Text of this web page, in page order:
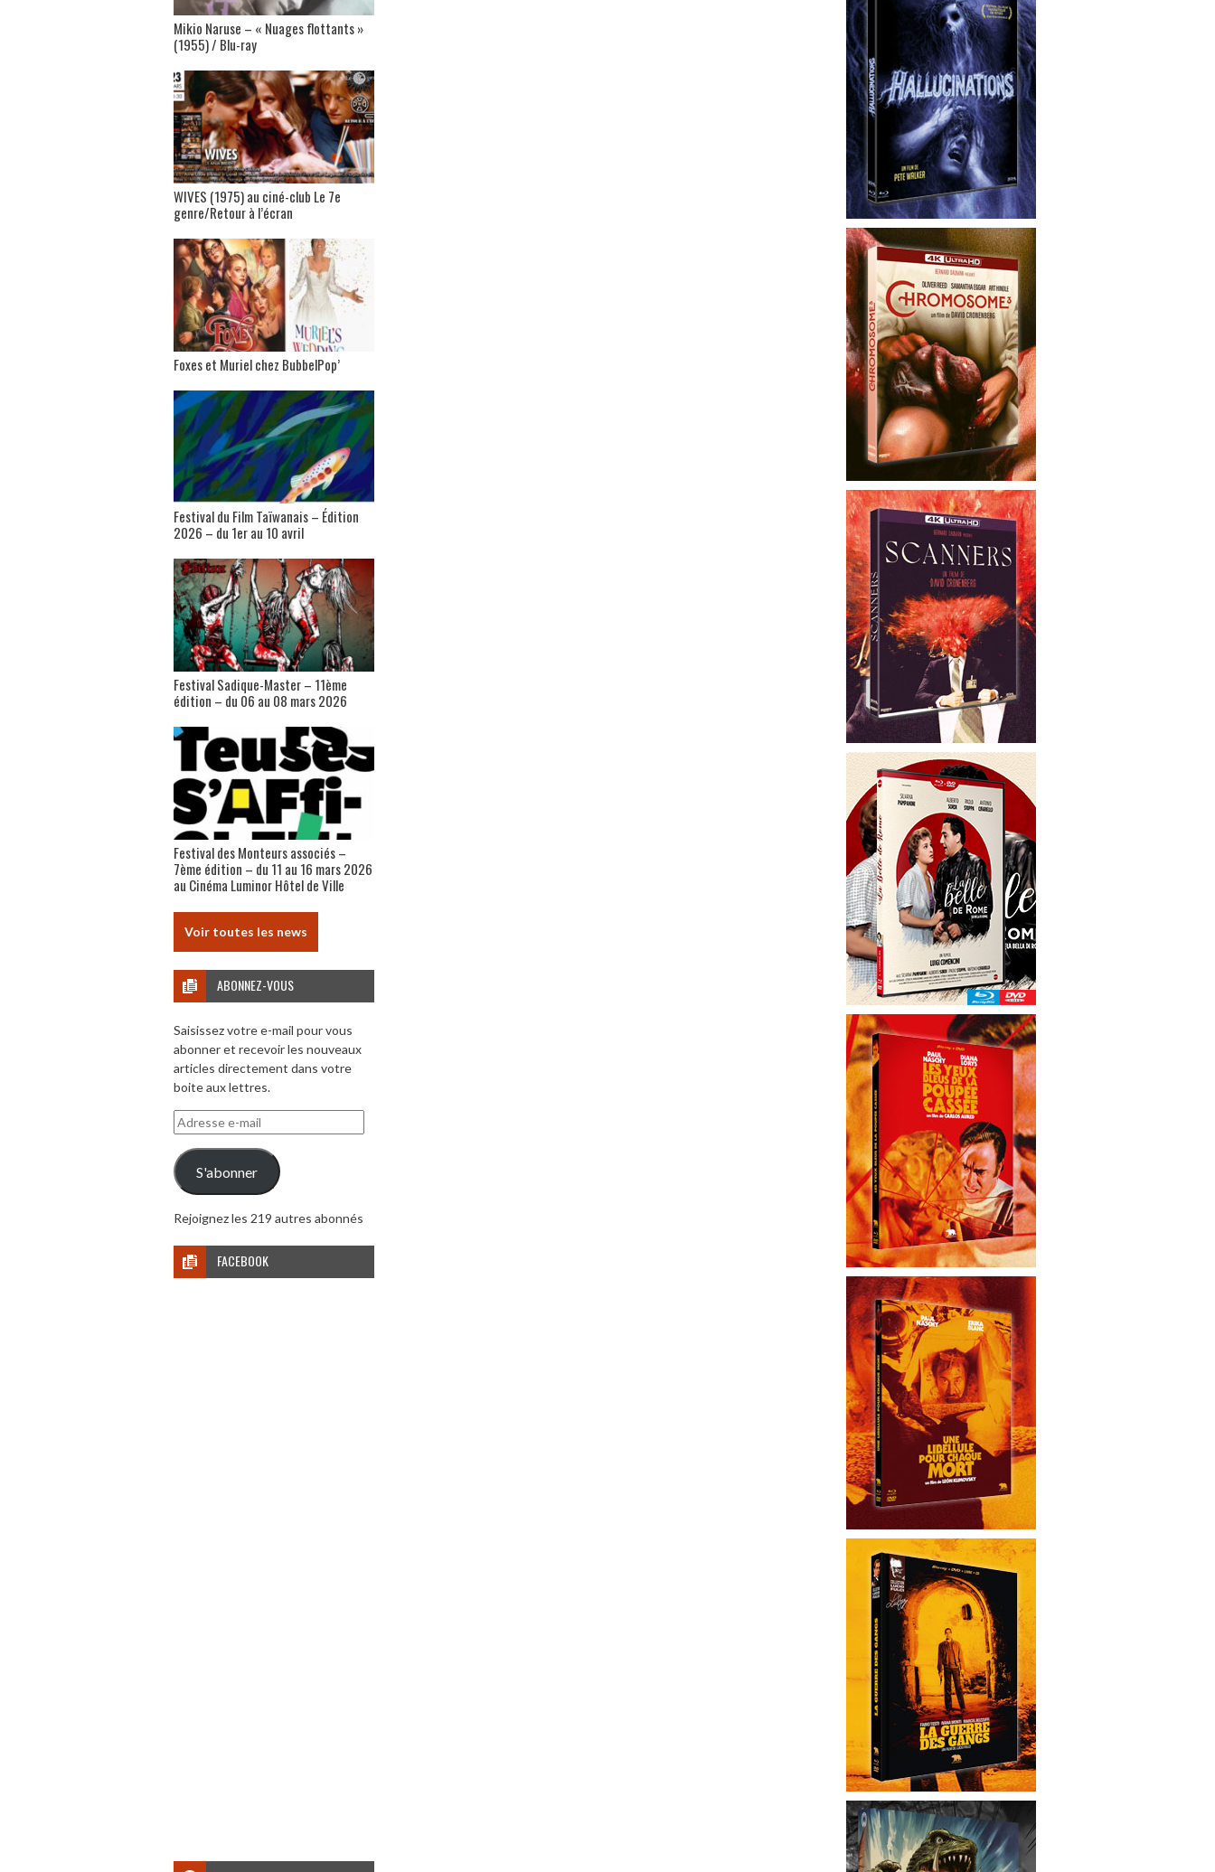
Mikio Naruse – « Nuages flottants »
(1955) / Blu-ray
WIVES (1975) au ciné-club Le 7e
genre/Retour à l’écran
Foxes et Muriel chez BubbelPop’
Festival du Film Taïwanais – Édition
2026 – du 1er au 10 avril
Festival Sadique-Master – 11ème
édition – du 06 au 08 mars 2026
Festival des Monteurs associés –
7ème édition – du 11 au 16 mars 2026
au Cinéma Luminor Hôtel de Ville
Voir toutes les news
ABONNEZ-VOUS
Saisissez votre e-mail pour vous
abonner et recevoir les nouveaux
articles directement dans votre
boite aux lettres.
Adresse
e-
mail
S'abonner
Rejoignez les 219 autres abonnés
FACEBOOK